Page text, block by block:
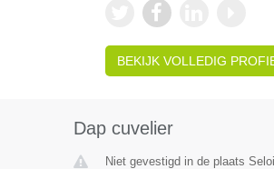
BEKIJK VOLLEDIG
Dap cuvelier
Niet gevestigd in de plaats